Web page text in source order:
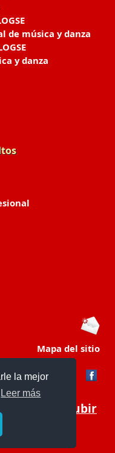
la mejor
Leer más
de música y danza
y danza
Mapa del sitio
Subir